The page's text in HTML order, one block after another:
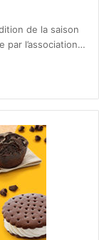
de la saison
par l’association…